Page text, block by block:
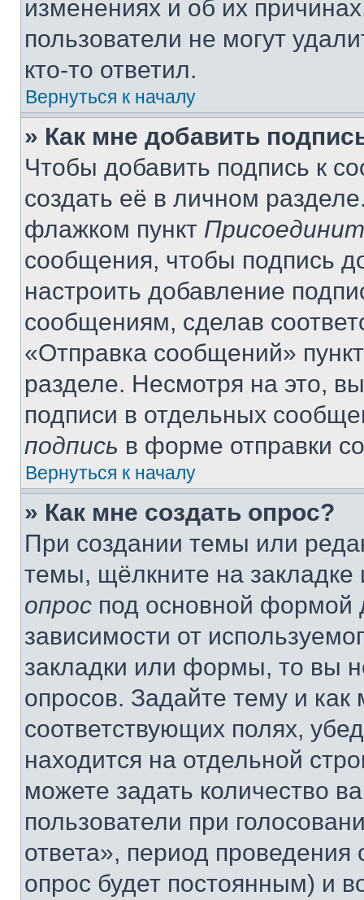
изменениях и об их
пользователи не могут
кто-то ответил.
Вернуться к началу
» Как мне добавить
Чтобы добавить подпись к
создать её в личном
флажком пункт
сообщения, чтобы подпись
настроить добавление
сообщениям, сделав
«Отправка сообщений»
разделе. Несмотря на это,
подписи в отдельных
подпись в форме отправки
Вернуться к началу
» Как мне создать опрос?
При создании темы или
темы, щёлкните на
опрос под основной формой
зависимости от
закладки или формы, то вы
опросов. Задайте тему и
соответствующих полях,
находится на отдельной
можете задать количество
пользователи при
ответа», период проведения
опрос будет постоянным) и